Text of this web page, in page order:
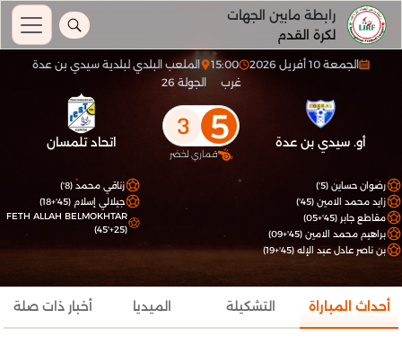
رابطة مابين الجهات
لكرة القدم
الجمعة 10 أفريل 2026 15:00
الملعب البلدي لبلدية سيدي بن عدة
غرب
الجولة 26
أو. سيدي بن عدة 5
3
قماري لخضر
اتحاد تلمسان
رضوان حساين (5')
زايد محمد الامين (45')
مقاطع جابر (45'+05)
براهيم محمد الامين (45'+09)
بن ناصر عادل عبد الإله (45'+19)
زناقي محمد (8')
جيلالي إسلام (45'+18)
FETH ALLAH BELMOKHTAR
(45'+25)
أحداث المباراة التشكيلة الميديا أخبار ذات صلة